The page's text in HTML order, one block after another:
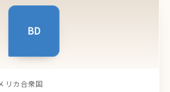
BD
リカ合衆国